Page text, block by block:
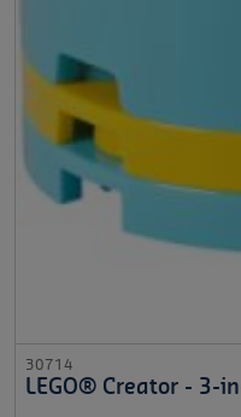
30714
LEGO® Creator - 3-